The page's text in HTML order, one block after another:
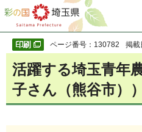
彩の国 埼玉県
ページ番号：130782 掲載
活躍する埼玉青年
子さん（熊谷市））